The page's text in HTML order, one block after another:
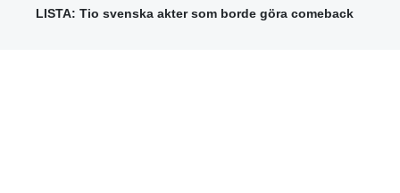
LISTA: Tio svenska akter som borde göra comeback